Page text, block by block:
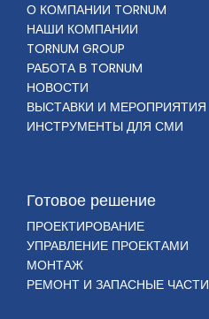
О КОМПАНИИ TORNUM
НАШИ КОМПАНИИ
TORNUM GROUP
РАБОТА В TORNUM
НОВОСТИ
ВЫСТАВКИ И МЕРОПРИЯТИЯ
ИНСТРУМЕНТЫ ДЛЯ СМИ
Готовое решение
ПРОЕКТИРОВАНИЕ
УПРАВЛЕНИЕ ПРОЕКТАМИ
МОНТАЖ
РЕМОНТ И ЗАПАСНЫЕ ЧАСТИ